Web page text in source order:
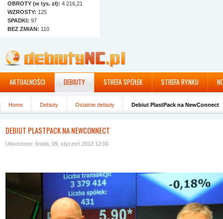
OBROTY (w tys. zł): 4 216,21
WZROSTY: 125
SPADKI: 97
BEZ ZMIAN: 110
AKTUALNOŚCI DEBIUTY STREFA SPÓŁEK STREFA RYNKU
Home Debiuty Ostatnie debiuty Debiut PlastPack na NewConnect
DEBIUT PLASTPACK NA NEWCONNECT
Utworzono: środa, 09, styczeń 2013 12:00